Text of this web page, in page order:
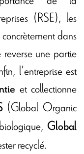
(RSE), les
dans
une partie
l’entreprise est
et collectionne
(Global Organic
Global
recyclé.